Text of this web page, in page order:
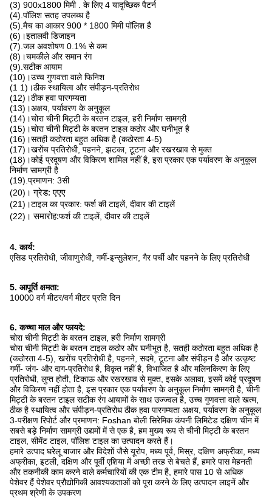
(3) 900x1800 मिमी . के लिए 4 यादृच्छिक पैटर्न
(4).पॉलिश सतह उपलब्ध है
(5).मैच का आकार 900 * 1800 मिमी पॉलिश है
(6)।इतालवी डिजाइन
(7).जल अवशोषण 0.1% से कम
(8)।चमकीले और समान रंग
(9).सटीक आयाम
(10)।उच्च गुणवत्ता वाले फिनिश
(1 1)।ठीक स्थायित्व और संपीड़न-प्रतिरोध
(12)।ठीक हवा पारगम्यता
(13)।अक्षय, पर्यावरण के अनुकूल
(14)।चोरा चीनी मिट्टी के बरतन टाइल, हरी निर्माण सामग्री
(15)।चोरा चीनी मिट्टी के बरतन टाइल कठोर और घनीभूत है
(16)।सतही कठोरता बहुत अधिक है (कठोरता 4-5)
(17)।खरोंच प्रतिरोधी, पहनने, झटका, टूटना और रखरखाव से मुक्त
(18)।कोई प्रदूषण और विकिरण शामिल नहीं है, इस प्रकार एक पर्यावरण के अनुकूल
निर्माण सामग्री है
(19).प्रमाणन: 3सी
(20)।ग्रेड: एएए
(21)।टाइल का प्रकार: फर्श की टाइलें, दीवार की टाइलें
(22)।समारोह:फर्श की टाइलें, दीवार की टाइलें
4. कार्य:
एसिड प्रतिरोधी, जीवाणुरोधी, गर्मी-इन्सुलेशन, गैर पर्ची और पहनने के लिए प्रतिरोधी
5. आपूर्ति क्षमता:
10000 वर्ग मीटर/वर्ग मीटर प्रति दिन
6. कच्चा माल और फायदे:
चोरा चीनी मिट्टी के बरतन टाइल, हरी निर्माण सामग्री
चोरा चीनी मिट्टी के बरतन टाइल कठोर और घनीभूत है, सतही कठोरता बहुत अधिक है
(कठोरता 4-5), खरोंच प्रतिरोधी है, पहनने, सदमे, टूटना और संपीड़न है और उत्कृष्ट
गर्मी- जंग- और दाग-प्रतिरोध है, विकृत नहीं है, विभाजित है और मलिनकिरण के लिए
प्रतिरोधी, लुप्त होती, टिकाऊ और रखरखाव से मुक्त, इसके अलावा, इसमें कोई प्रदूषण
और विकिरण नहीं होता है, इस प्रकार एक पर्यावरण के अनुकूल निर्माण सामग्री है, चीनी
मिट्टी के बरतन टाइल सटीक रंग आयामों के साथ उज्ज्वल है, उच्च गुणवत्ता वाले खत्म,
ठीक है स्थायित्व और संपीड़न-प्रतिरोध ठीक हवा पारगम्यता अक्षय, पर्यावरण के अनुकूल
3-परीक्षण रिपोर्ट और प्रमाणन: Foshan बोली सिरेमिक कंपनी लिमिटेड दक्षिण चीन में
सबसे बड़े निर्माण सामग्री उद्यमों में से एक है, हम मुख्य रूप से चीनी मिट्टी के बरतन
टाइल, सीमेंट टाइल, पॉलिश टाइल का उत्पादन करते हैं।
हमारे उत्पाद घरेलू बाजार और विदेशों जैसे यूरोप, मध्य पूर्व, मिस्र, दक्षिण अफ्रीका, मध्य
अफ्रीका, इटली, दक्षिण और पूर्वी एशिया में अच्छी तरह से बेचते हैं, हमारे पास मेहनती
और तकनीकी काम करने वाले कर्मचारियों की एक टीम है, हमारे पास 10 से अधिक
पेशेवर हैं पेशेवर प्रौद्योगिकी आवश्यकताओं को पूरा करने के लिए उत्पादन लाइनें और
प्रथम श्रेणी के उपकरण